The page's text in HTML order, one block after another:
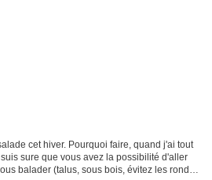
cet hiver. Pourquoi faire, quand j'ai tout
sure que vous avez la possibilité d'aller
balader (talus, sous bois, évitez les ronds